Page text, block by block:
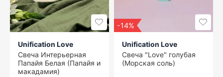
Unification Love
Свеча Интерьерная
Папайя Белая (Папайя и
макадамия)
-14%
Unification Love
Свеча "Love" голубая
(Морская соль)